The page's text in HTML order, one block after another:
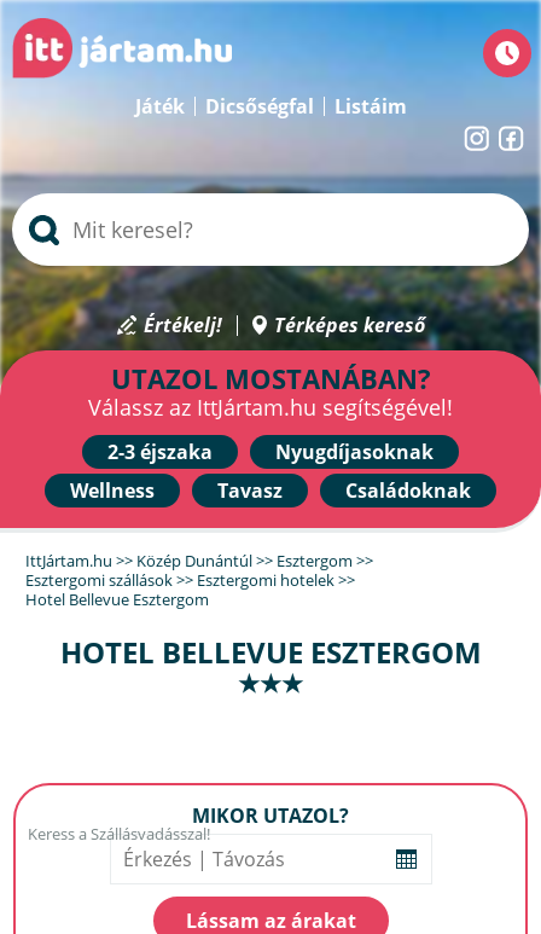
Játék Dicsőségfal Listáim
Értékelj! Térképes kereső
UTAZOL MOSTANÁBAN?
Válassz az IttJártam.hu segítségével!
2-3 éjszaka
Nyugdíjasoknak
Wellness
Tavasz Családoknak
IttJártam.hu >> Közép Dunántúl>> Esztergom >>
Esztergomi szállások>> Esztergomi hotelek>>
Hotel Bellevue Esztergom
HOTEL BELLEVUE ESZTERGOM
★★★
MIKOR UTAZOL?